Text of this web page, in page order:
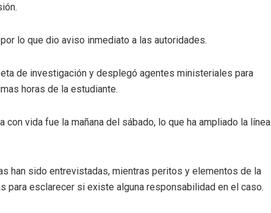
lo que dio aviso inmediato a las autoridades.
de investigación y desplegó agentes ministeriales para
horas de la estudiante.
vida fue la mañana del sábado, lo que ha ampliado la línea
han sido entrevistadas, mientras peritos y elementos de la
para esclarecer si existe alguna responsabilidad en el caso.